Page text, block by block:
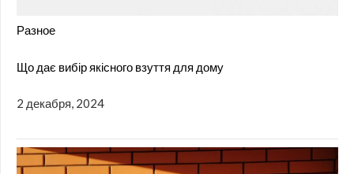
Разное
Що дає вибір якісного взуття для дому
2 декабря, 2024